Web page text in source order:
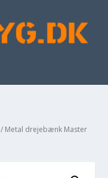
/ Metal drejebænk Master